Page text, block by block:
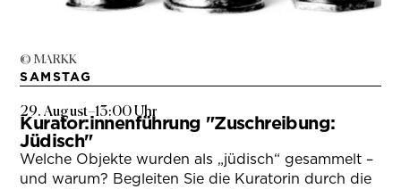
© MARKK
SAMSTAG
29. August–13:00 Uhr
Kurator:innenführung "Zuschreibung:
Jüdisch"
Welche Objekte wurden als „jüdisch“ gesammelt –
und warum? Begleiten Sie die Kuratorin durch die